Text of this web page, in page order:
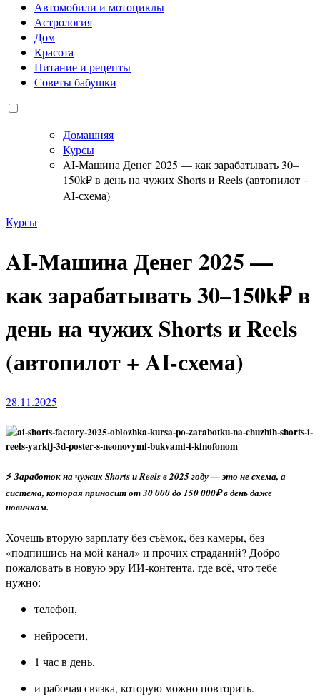
Автомобили и мотоциклы
Астрология
Дом
Красота
Питание и рецепты
Советы бабушки
Домашняя
Курсы
AI-Машина Денег 2025 — как зарабатывать 30–
150k₽ в день на чужих Shorts и Reels (автопилот +
AI-схема)
Курсы
AI-Машина Денег 2025 —
как зарабатывать 30–150k₽ в
день на чужих Shorts и Reels
(автопилот + AI-схема)
28.11.2025
⚡Заработок на чужих Shorts и Reels в 2025 году — это не схема, а
система, которая приносит от 30 000 до 150 000₽ в день даже
новичкам.
Хочешь вторую зарплату без съёмок, без камеры, без
«подпишись на мой канал» и прочих страданий? Добро
пожаловать в новую эру ИИ-контента, где всё, что тебе
нужно:
телефон,
нейросети,
1 час в день,
и рабочая связка, которую можно повторить.